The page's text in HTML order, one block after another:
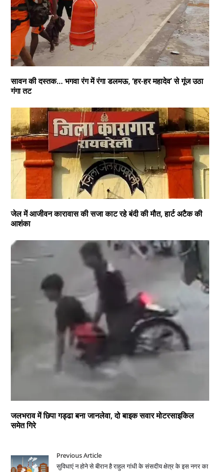
सावन की दस्तक… भगवा रंग में रंगा डलमऊ, ‘हर-हर महादेव’ से गूंज उठा
गंगा तट
जेल में आजीवन कारावास की सजा काट रहे बंदी की मौत, हार्ट अटैक की
आशंका
जलभराव में छिपा गड्ढा बना जानलेवा, दो बाइक सवार मोटरसाइकिल
समेत गिरे
Previous Article
सुविधाएं न होने से बीरान है राहुल गांधी के संसदीय क्षेत्र के इस नगर का